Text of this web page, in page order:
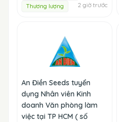
Thương lượng
2 giờ trước
An Điền Seeds tuyển
dụng Nhân viên Kinh
doanh Văn phòng làm
việc tại TP HCM ( số